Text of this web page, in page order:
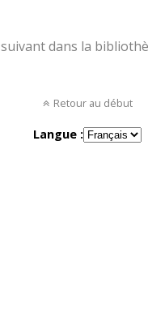
suivant dans la
Retour au début
Langue :